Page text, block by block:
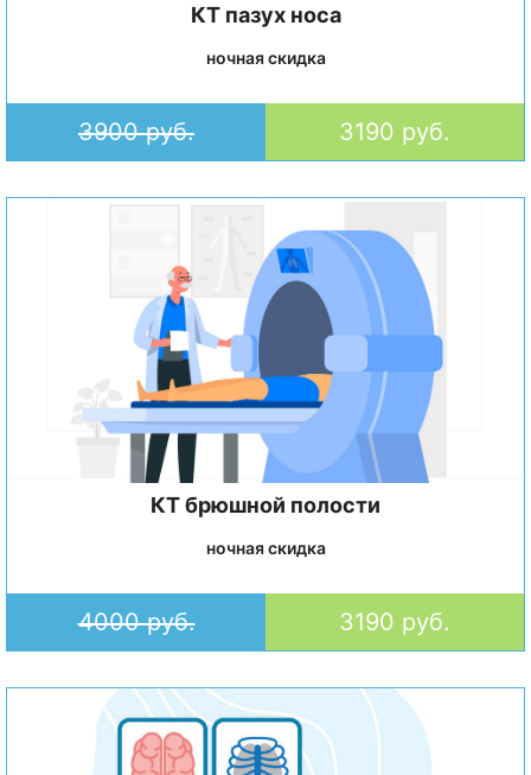
КТ пазух носа
ночная скидка
3900 руб. 3190 руб.
КТ брюшной полости
ночная скидка
4000 руб. 3190 руб.